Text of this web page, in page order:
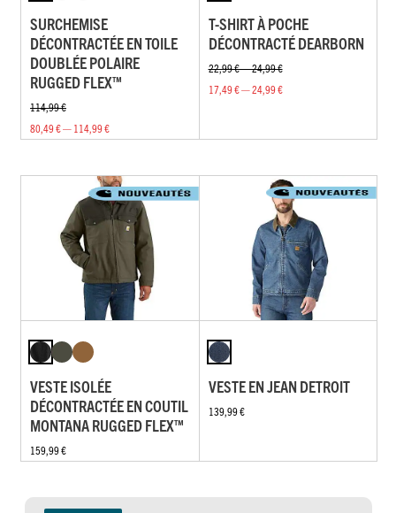
SURCHEMISE
DÉCONTRACTÉE EN TOILE
DOUBLÉE POLAIRE
RUGGED FLEX™
114,99 €
80,49 € — 114,99 €
T-SHIRT À POCHE
DÉCONTRACTÉ DEARBORN
22,99 € — 24,99 €
17,49 € — 24,99 €
VESTE ISOLÉE
DÉCONTRACTÉE EN COUTIL
MONTANA RUGGED FLEX™
159,99 €
VESTE EN JEAN DETROIT
139,99 €